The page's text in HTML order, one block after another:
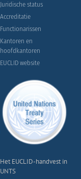
Juridische status
Accreditatie
Functionarissen
Kantoren en
hoofdkantoren
EUCLID website
Het EUCLID-handvest in
UNTS